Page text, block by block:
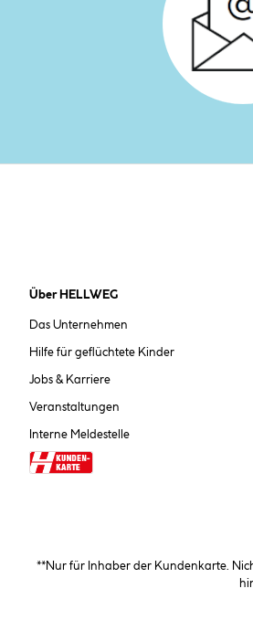
Über HELLWEG
Das Unternehmen
Hilfe für geflüchtete Kinder
Jobs & Karriere
Veranstaltungen
Interne Meldestelle
**Nur für Inhaber der Kundenkarte.